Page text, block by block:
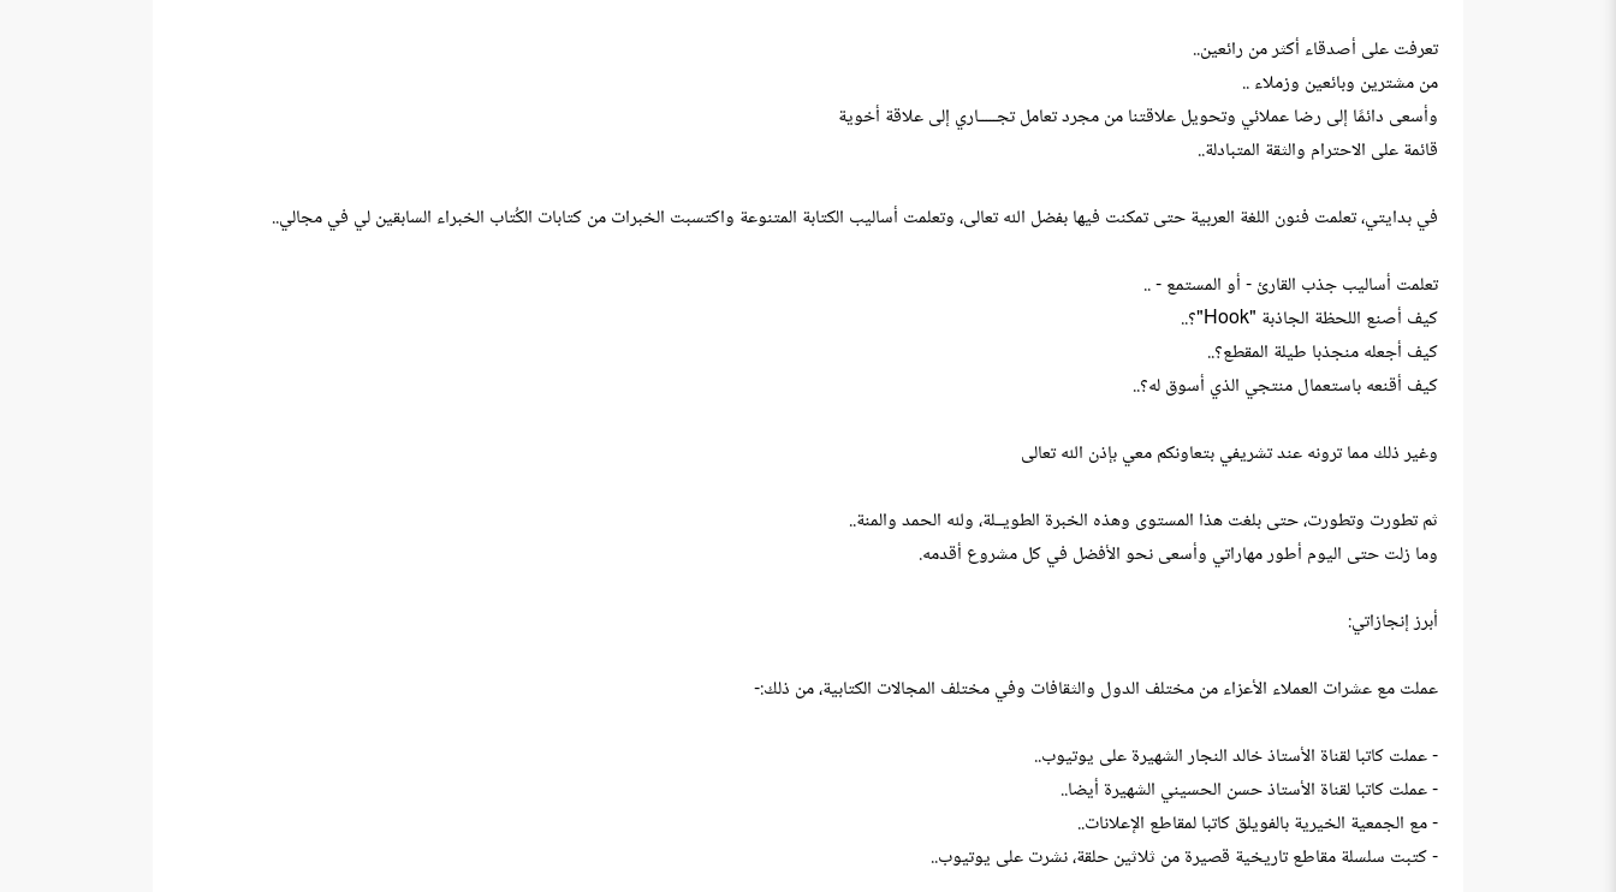
تعرفت على أصدقاء أكثر من رائعين..
من مشترين وبائعين وزملاء ..
وأسعى دائمًا إلى رضا عملائي وتحويل علاقتنا من مجرد تعامل تجـــــاري إلى علاقة أخوية
قائمة على الاحترام والثقة المتبادلة..
في بدايتي، تعلمت فنون اللغة العربية حتى تمكنت فيها بفضل الله تعالى، وتعلمت أساليب الكتابة المتنوعة واكتسبت الخبرات من كتابات الكُتاب الخبراء السابقين لي في مجالي..
تعلمت أساليب جذب القارئ - أو المستمع - ..
كيف أصنع اللحظة الجاذبة "Hook"؟..
كيف أجعله منجذبا طيلة المقطع؟..
كيف أقنعه باستعمال منتجي الذي أسوق له؟..
وغير ذلك مما ترونه عند تشريفي بتعاونكم معي بإذن الله تعالى
ثم تطورت وتطورت، حتى بلغت هذا المستوى وهذه الخبرة الطويــلة، ولله الحمد والمنة..
وما زلت حتى اليوم أطور مهاراتي وأسعى نحو الأفضل في كل مشروع أقدمه.
أبرز إنجازاتي:
عملت مع عشرات العملاء الأعزاء من مختلف الدول والثقافات وفي مختلف المجالات الكتابية، من ذلك:-
- عملت كاتبا لقناة الأستاذ خالد النجار الشهيرة على يوتيوب..
- عملت كاتبا لقناة الأستاذ حسن الحسيني الشهيرة أيضا..
- مع الجمعية الخيرية بالفويلق كاتبا لمقاطع الإعلانات..
- كتبت سلسلة مقاطع تاريخية قصيرة من ثلاثين حلقة، نشرت على يوتيوب..